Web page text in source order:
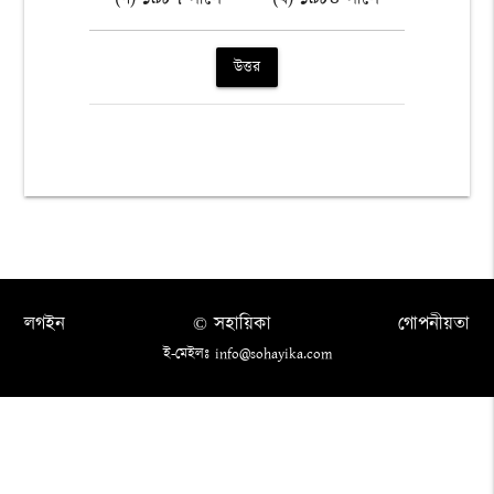
উত্তর
লগইন গোপনীয়তা
© সহায়িকা
ই-মেইলঃ info@sohayika.com